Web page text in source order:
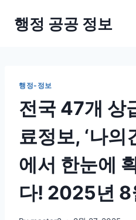
행정 공공 정보
행정-정보
전국 47개 상
료정보, ‘나의
에서 한눈에
다! 2025년 8